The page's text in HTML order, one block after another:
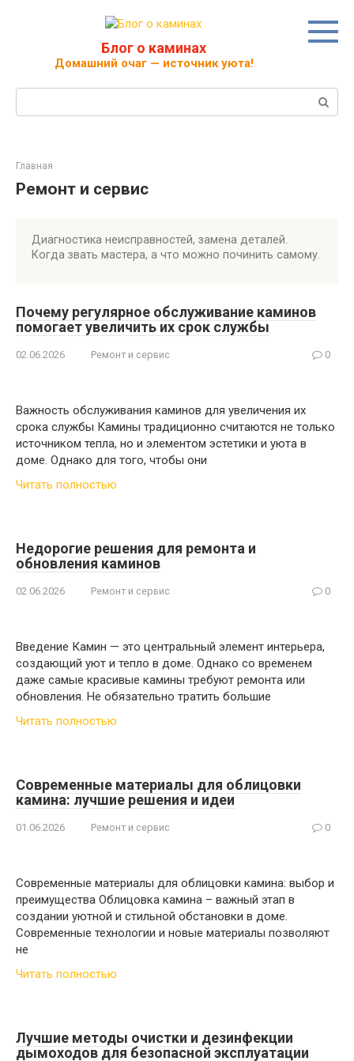
Блог о каминах
Домашний очаг — источник уюта!
Главная
Ремонт и сервис
Диагностика неисправностей, замена деталей.
Когда звать мастера, а что можно починить самому.
Почему регулярное обслуживание каминов
помогает увеличить их срок службы
02.06.2026 Ремонт и сервис 0
Важность обслуживания каминов для увеличения их
срока службы Камины традиционно считаются не только
источником тепла, но и элементом эстетики и уюта в
доме. Однако для того, чтобы они
Читать полностью
Недорогие решения для ремонта и
обновления каминов
02.06.2026 Ремонт и сервис 0
Введение Камин — это центральный элемент интерьера,
создающий уют и тепло в доме. Однако со временем
даже самые красивые камины требуют ремонта или
обновления. Не обязательно тратить большие
Читать полностью
Современные материалы для облицовки
камина: лучшие решения и идеи
01.06.2026 Ремонт и сервис 0
Современные материалы для облицовки камина: выбор и
преимущества Облицовка камина – важный этап в
создании уютной и стильной обстановки в доме.
Современные технологии и новые материалы позволяют
не
Читать полностью
Лучшие методы очистки и дезинфекции
дымоходов для безопасной эксплуатации